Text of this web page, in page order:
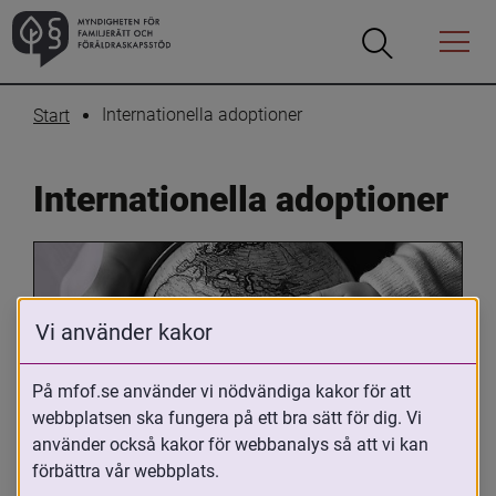
Öppna
Öppna
Menyn
Start Internationella adoptioner
Internationella adoptioner
Oavsett om du är adopterad,
adoptivförälder eller arbetar med
Vi använder kakor
På mfof.se använder vi nödvändiga kakor för att
webbplatsen ska fungera på ett bra sätt för dig. Vi
använder också kakor för webbanalys så att vi kan
förbättra vår webbplats.